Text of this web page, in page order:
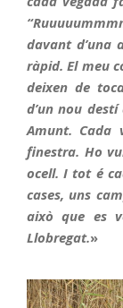
davant d’una
ràpid. El meu
deixen de
d’un nou
Amunt.
finestra. Ho
ocell. I tot é
cases, uns
això que es
Llobregat.»